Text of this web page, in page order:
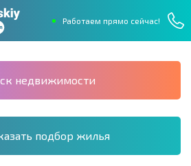
Работаем прямо сейчас!
недвижимости
подбор жилья